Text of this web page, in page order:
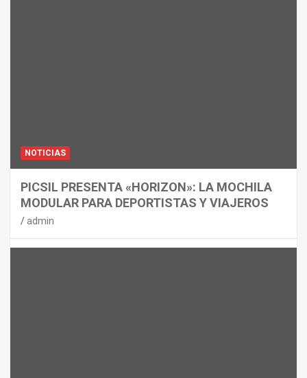
NOTICIAS
PICSIL PRESENTA «HORIZON»: LA MOCHILA
MODULAR PARA DEPORTISTAS Y VIAJEROS
admin